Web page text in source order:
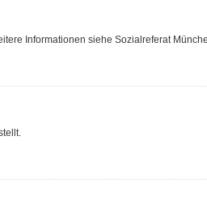
Informationen siehe Sozialreferat